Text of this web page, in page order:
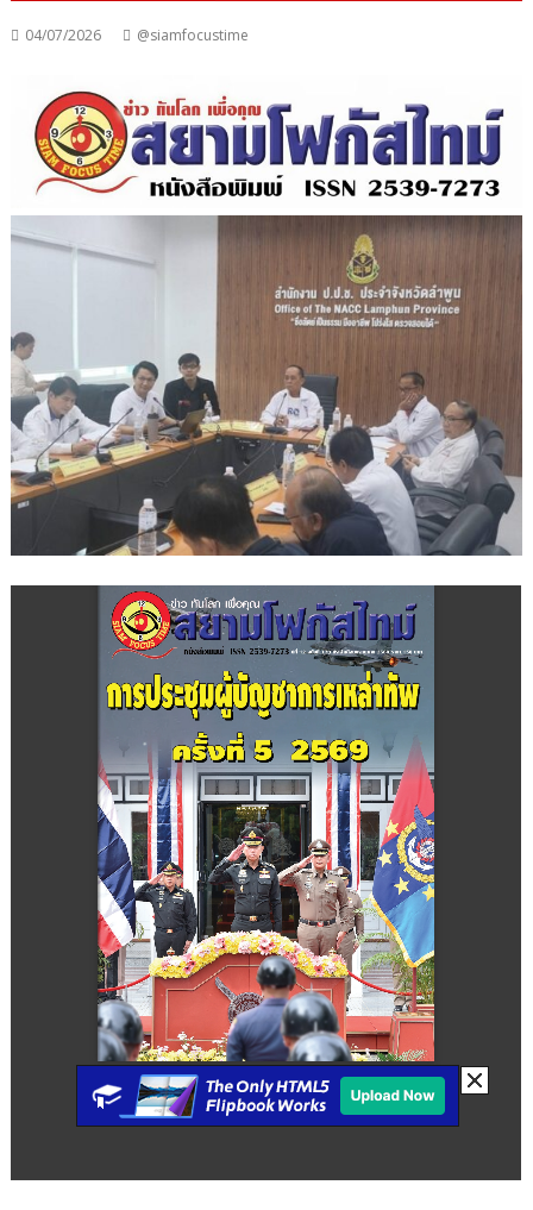
04/07/2026 @siamfocustime